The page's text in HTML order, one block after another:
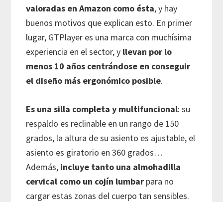
valoradas en Amazon como ésta, y hay
buenos motivos que explican esto. En primer
lugar, GTPlayer es una marca con muchísima
experiencia en el sector, y llevan por lo
menos 10 años centrándose en conseguir
el diseño más ergonómico posible.
Es una silla completa y multifuncional: su
respaldo es reclinable en un rango de 150
grados, la altura de su asiento es ajustable, el
asiento es giratorio en 360 grados…
Además, incluye tanto una almohadilla
cervical como un cojín lumbar para no
cargar estas zonas del cuerpo tan sensibles.